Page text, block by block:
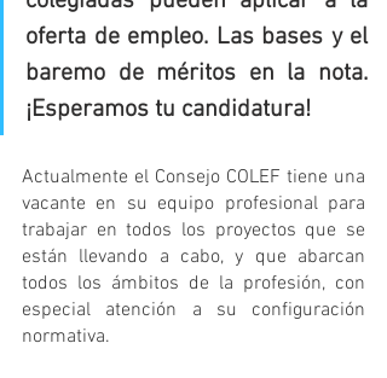
oferta de empleo. Las bases y el
baremo de méritos en la nota.
¡Esperamos tu candidatura!
Actualmente el Consejo COLEF tiene una
vacante en su equipo profesional para
trabajar en todos los proyectos que se
están llevando a cabo, y que abarcan
todos los ámbitos de la profesión, con
especial atención a su configuración
normativa.